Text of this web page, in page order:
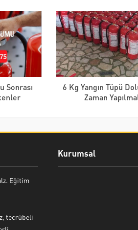
Sonrası
6 Kg Yangın Tüpü
Zaman
Eğitim
tecrübeli
Kurumsal